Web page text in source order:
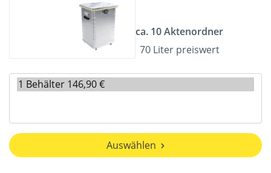
ca. 10 Aktenordner
70 Liter preiswert
Auswählen